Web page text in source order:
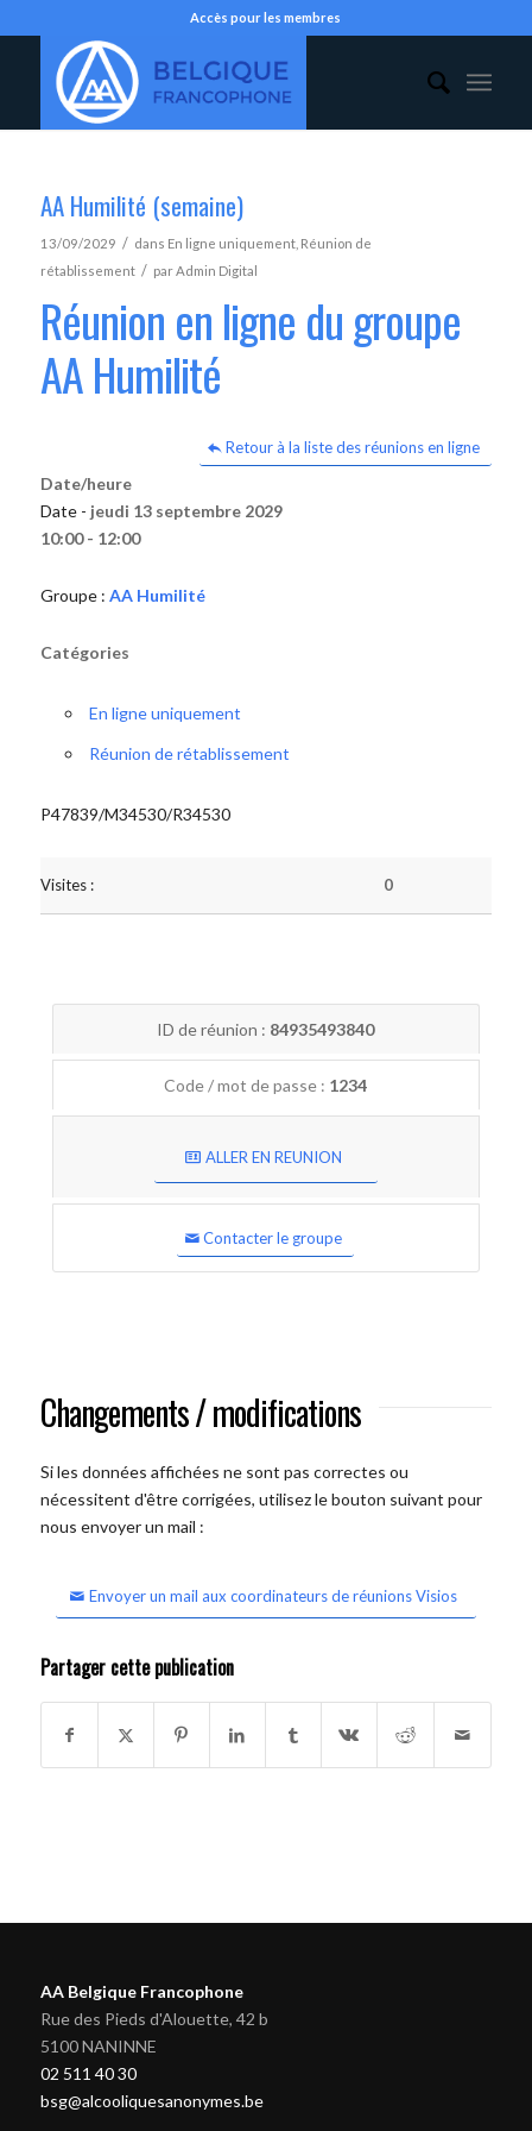
Accès pour les membres
AA Humilité (semaine)
13/09/2029 / dans En ligne uniquement, Réunion de
rétablissement / parAdmin Digital
Réunion en ligne du groupe
AA Humilité
Retour à la liste des réunions en ligne
Date/heure
Date - jeudi 13 septembre 2029
10:00 - 12:00
Groupe : AA Humilité
Catégories
En ligne uniquement
Réunion de rétablissement
P47839/M34530/R34530
Visites : 0
ID de réunion : 84935493840
Code / mot de passe : 1234
ALLER EN REUNION
Contacter le groupe
Changements / modifications
Si les données affichées ne sont pas correctes ou
nécessitent d'être corrigées, utilisez le bouton suivant pour
nous envoyer un mail :
Envoyer un mail aux coordinateurs de réunions Visios
Partager cette publication
AA Belgique Francophone
Rue des Pieds d'Alouette, 42 b
5100 NANINNE
02 511 40 30
bsg@alcooliquesanonymes.be